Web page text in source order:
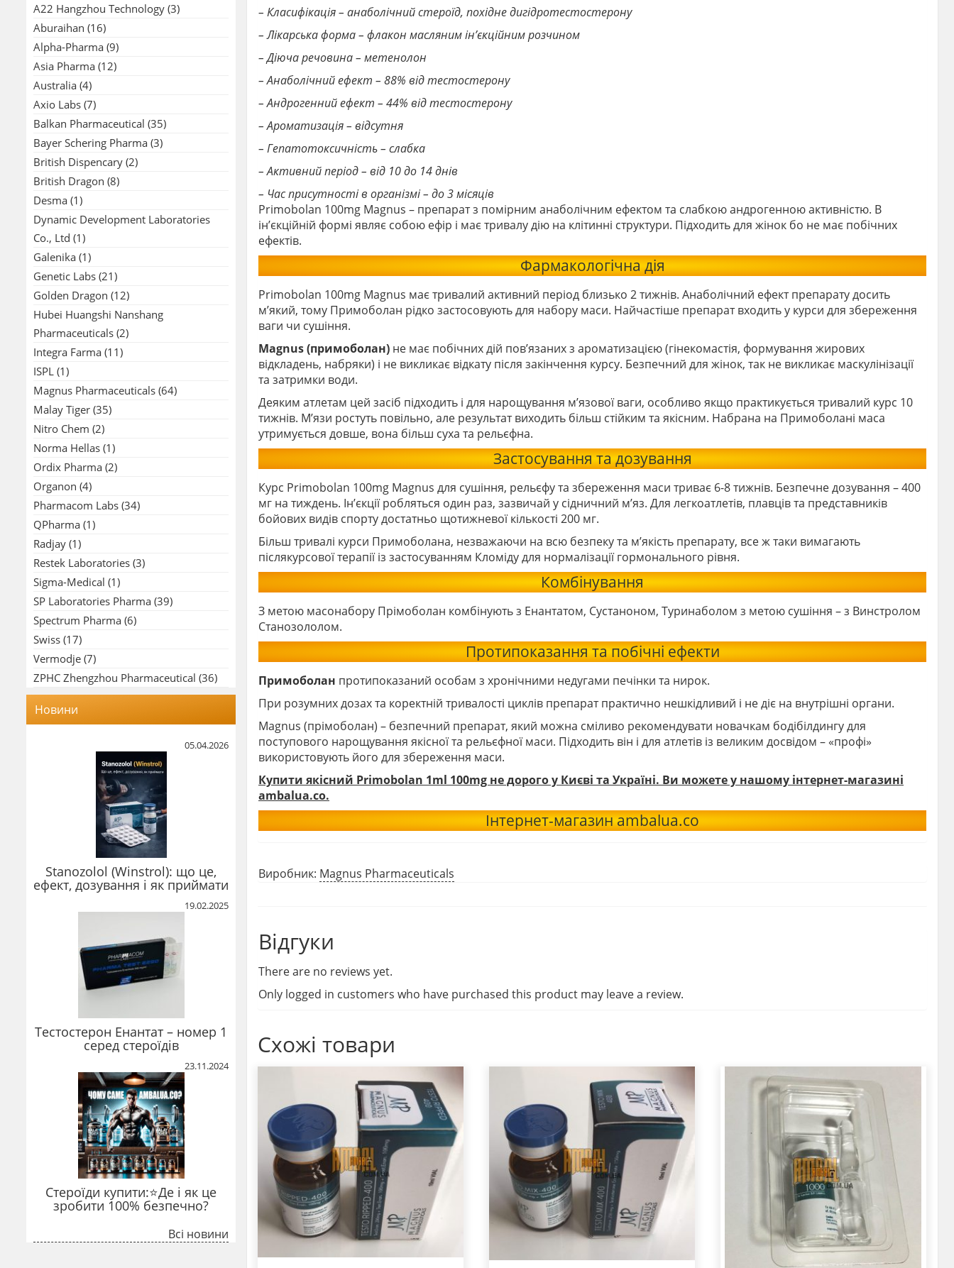
– Класифікація – анаболічний стероїд, похідне дигідротестостерону
– Лікарська форма – флакон масляним ін’єкційним розчином
– Діюча речовина – метенолон
– Анаболічний ефект – 88% від тестостерону
– Андрогенний ефект – 44% від тестостерону
– Ароматизація – відсутня
– Гепатотоксичність – слабка
– Активний період – від 10 до 14 днів
– Час присутності в організмі – до 3 місяців
Primobolan 100mg Magnus – препарат з помірним анаболічним ефектом та слабкою андрогенною активністю. В
ін’єкційній формі являє собою ефір і має тривалу дію на клітинні структури. Підходить для жінок бо не має побічних
ефектів.
Фармакологічна дія
Primobolan 100mg Magnus має тривалий активний період близько 2 тижнів. Анаболічний ефект препарату досить
м’який, тому Примоболан рідко застосовують для набору маси. Найчастіше препарат входить у курси для збереження
ваги чи сушіння.
Magnus (примоболан) не має побічних дій пов’язаних з ароматизацією (гінекомастія, формування жирових
відкладень, набряки) і не викликає відкату після закінчення курсу. Безпечний для жінок, так не викликає маскулінізації
та затримки води.
Деяким атлетам цей засіб підходить і для нарощування м’язової ваги, особливо якщо практикується тривалий курс 10
тижнів. М’язи ростуть повільно, але результат виходить більш стійким та якісним. Набрана на Примоболані маса
утримується довше, вона більш суха та рельєфна.
Застосування та дозування
Курс Primobolan 100mg Magnus для сушіння, рельєфу та збереження маси триває 6-8 тижнів. Безпечне дозування – 400
мг на тиждень. Ін’єкції робляться один раз, зазвичай у сідничний м’яз. Для легкоатлетів, плавців та представників
бойових видів спорту достатньо щотижневої кількості 200 мг.
Більш тривалі курси Примоболана, незважаючи на всю безпеку та м’якість препарату, все ж таки вимагають
післякурсової терапії із застосуванням Кломіду для нормалізації гормонального рівня.
Комбінування
З метою масонабору Прімоболан комбінують з Енантатом, Сустаноном, Туринаболом з метою сушіння – з Винстролом
Станозололом.
Протипоказання та побічні ефекти
Примоболан протипоказаний особам з хронічними недугами печінки та нирок.
При розумних дозах та коректній тривалості циклів препарат практично нешкідливий і не діє на внутрішні органи.
Magnus (прімоболан) – безпечний препарат, який можна сміливо рекомендувати новачкам бодібілдингу для
поступового нарощування якісної та рельєфної маси. Підходить він і для атлетів із великим досвідом – «профі»
використовують його для збереження маси.
Купити якісний Primobolan 1ml 100mg не дорого у Києві та Україні. Ви можете у нашому інтернет-магазині
ambalua.co.
Інтернет-магазин ambalua.co
Виробник: Magnus Pharmaceuticals
Відгуки
There are no reviews yet.
Only logged in customers who have purchased this product may leave a review.
Схожі товари
A22 Hangzhou Technology (3)
Aburaihan (16)
Alpha-Pharma (9)
Asia Pharma (12)
Australia (4)
Axio Labs (7)
Balkan Pharmaceutical (35)
Bayer Schering Pharma (3)
British Dispencary (2)
British Dragon (8)
Desma (1)
Dynamic Development Laboratories
Co., Ltd (1)
Galenika (1)
Genetic Labs (21)
Golden Dragon (12)
Hubei Huangshi Nanshang
Pharmaceuticals (2)
Integra Farma (11)
ISPL (1)
Magnus Pharmaceuticals (64)
Malay Tiger (35)
Nitro Chem (2)
Norma Hellas (1)
Ordix Pharma (2)
Organon (4)
Pharmacom Labs (34)
QPharma (1)
Radjay (1)
Restek Laboratories (3)
Sigma-Medical (1)
SP Laboratories Pharma (39)
Spectrum Pharma (6)
Swiss (17)
Vermodje (7)
ZPHC Zhengzhou Pharmaceutical (36)
Новини
05.04.2026
Stanozolol (Winstrol): що це,
ефект, дозування і як приймати
19.02.2025
Тестостерон Енантат – номер 1
серед стероїдів
23.11.2024
Стероїди купити:⭐Де і як це
зробити 100% безпечно?
Всі новини